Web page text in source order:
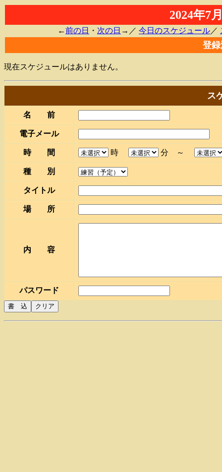
2024年7
←前の日 ・ 次の日 →／ 今日のスケジュール ／
登
現在スケジュールはありません。
ス
名 前
電子メール
時 間 時 分 ～
種 別
タイトル
場 所
内 容
パスワード